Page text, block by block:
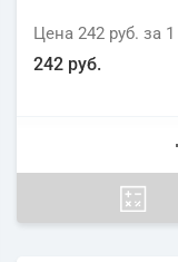
Цена 242 руб. за 1
242 руб.